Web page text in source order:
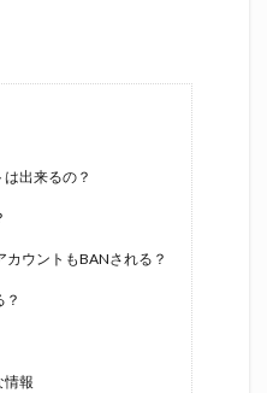
出来るの？
ウントもBANされる？
？
情報